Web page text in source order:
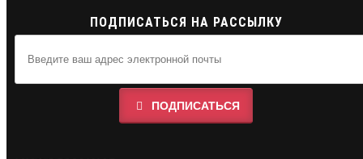
ПОДПИСАТЬСЯ НА РАССЫЛКУ
ПОДПИСАТЬСЯ